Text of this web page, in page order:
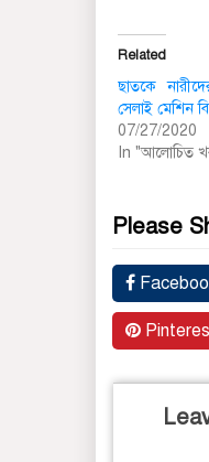
Related
ছাতকে
সেলাই মেশিন
07/27/2020
In "আলোচিত
Please